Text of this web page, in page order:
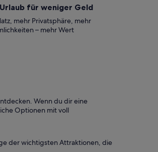
für weniger Geld
mehr Privatsphäre, mehr
– mehr Wert
Wenn du dir eine
Optionen mit voll
der wichtigsten Attraktionen, die